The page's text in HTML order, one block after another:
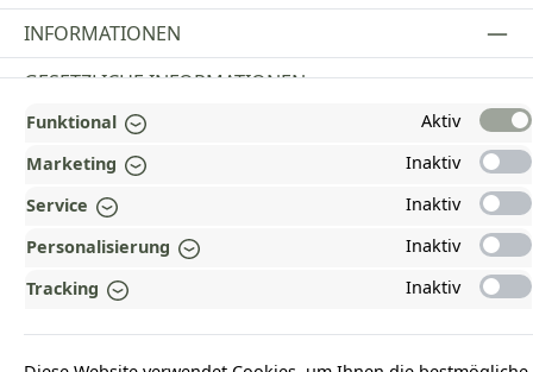
Vertrag widerrufen
INFORMATIONEN
GESETZLICHE INFORMATIONEN
ZAHLUNGS- UND VERSANDARTEN
AUSGEZEICHNET UND ZERTIFIZIERT!
UNSERE COMMUNITIES
Funktional
Aktiv
Marketing
Inaktiv
Service
Inaktiv
Personalisierung
Inaktiv
Tracking
Inaktiv